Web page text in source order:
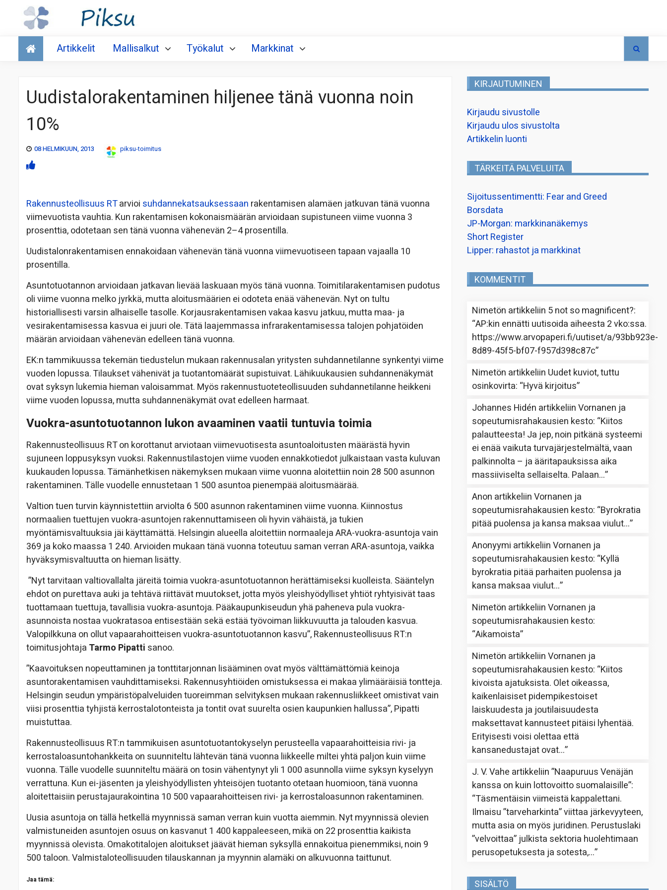
Talous
Artikkelit Mallisalkut Työkalut Markkinat
Uudistalorakentaminen hiljenee tänä vuonna noin
10%
08 HELMIKUUN, 2013 piksu-toimitus
Rakennusteollisuus RTarvioi suhdannekatsauksessaan rakentamisen alamäen jatkuvan tänä vuonna
viimevuotista vauhtia. Kun rakentamisen kokonaismäärän arvioidaan supistuneen viime vuonna 3
prosenttia, odotetaan sen tänä vuonna vähenevän 2–4 prosentilla.
Uudistalonrakentamisen ennakoidaan vähenevän tänä vuonna viimevuotiseen tapaan vajaalla 10
prosentilla.
Asuntotuotannon arvioidaan jatkavan lievää laskuaan myös tänä vuonna. Toimitilarakentamisen pudotus
oli viime vuonna melko jyrkkä, mutta aloitusmäärien ei odoteta enää vähenevän. Nyt on tultu
historiallisesti varsin alhaiselle tasolle. Korjausrakentamisen vakaa kasvu jatkuu, mutta maa- ja
vesirakentamisessa kasvua ei juuri ole. Tätä laajemmassa infrarakentamisessa talojen pohjatöiden
määrän arvioidaan vähenevän edelleen tänä vuonna.
EK:n tammikuussa tekemän tiedustelun mukaan rakennusalan yritysten suhdannetilanne synkentyi viime
vuoden lopussa. Tilaukset vähenivät ja tuotantomäärät supistuivat. Lähikuukausien suhdannenäkymät
ovat syksyn lukemia hieman valoisammat. Myös rakennustuoteteollisuuden suhdannetilanne heikkeni
viime vuoden lopussa, mutta suhdannenäkymät ovat edelleen harmaat.
Vuokra-asuntotuotannon lukon avaaminen vaatii tuntuvia toimia
Rakennusteollisuus RT on korottanut arviotaan viimevuotisesta asuntoaloitusten määrästä hyvin
sujuneen loppusyksyn vuoksi. Rakennustilastojen viime vuoden ennakkotiedot julkaistaan vasta kuluvan
kuukauden lopussa. Tämänhetkisen näkemyksen mukaan viime vuonna aloitettiin noin 28 500 asunnon
rakentaminen. Tälle vuodelle ennustetaan 1 500 asuntoa pienempää aloitusmäärää.
Valtion tuen turvin käynnistettiin arviolta 6 500 asunnon rakentaminen viime vuonna. Kiinnostus
normaalien tuettujen vuokra-asuntojen rakennuttamiseen oli hyvin vähäistä, ja tukien
myöntämisvaltuuksia jäi käyttämättä. Helsingin alueella aloitettiin normaaleja ARA-vuokra-asuntoja vain
369 ja koko maassa 1 240. Arvioiden mukaan tänä vuonna toteutuu saman verran ARA-asuntoja, vaikka
hyväksymisvaltuutta on hieman lisätty.
”Nyt tarvitaan valtiovallalta järeitä toimia vuokra-asuntotuotannon herättämiseksi kuolleista. Sääntelyn
ehdot on purettava auki ja tehtävä riittävät muutokset, jotta myös yleishyödylliset yhtiöt ryhtyisivät taas
tuottamaan tuettuja, tavallisia vuokra-asuntoja. Pääkaupunkiseudun yhä paheneva pula vuokra-
asunnoista nostaa vuokratasoa entisestään sekä estää työvoiman liikkuvuutta ja talouden kasvua.
Valopilkkuna on ollut vapaarahoitteisen vuokra-asuntotuotannon kasvu”, Rakennusteollisuus RT:n
toimitusjohtaja Tarmo Pipatti sanoo.
”Kaavoituksen nopeuttaminen ja tonttitarjonnan lisääminen ovat myös välttämättömiä keinoja
asuntorakentamisen vauhdittamiseksi. Rakennusyhtiöiden omistuksessa ei makaa ylimääräisiä tontteja.
Helsingin seudun ympäristöpalveluiden tuoreimman selvityksen mukaan rakennusliikkeet omistivat vain
viisi prosenttia tyhjistä kerrostalotonteista ja tontit ovat suurelta osien kaupunkien hallussa”, Pipatti
muistuttaa.
Rakennusteollisuus RT:n tammikuisen asuntotuotantokyselyn perusteella vapaarahoitteisia rivi- ja
kerrostaloasuntohankkeita on suunniteltu lähtevän tänä vuonna liikkeelle miltei yhtä paljon kuin viime
vuonna. Tälle vuodelle suunniteltu määrä on tosin vähentynyt yli 1 000 asunnolla viime syksyn kyselyyn
verrattuna. Kun ei-jäsenten ja yleishyödyllisten yhteisöjen tuotanto otetaan huomioon, tänä vuonna
aloitettaisiin perustajaurakointina 10 500 vapaarahoitteisen rivi- ja kerrostaloasunnon rakentaminen.
Uusia asuntoja on tällä hetkellä myynnissä saman verran kuin vuotta aiemmin. Nyt myynnissä olevien
valmistuneiden asuntojen osuus on kasvanut 1 400 kappaleeseen, mikä on 22 prosenttia kaikista
myynnissä olevista. Omakotitalojen aloitukset jäävät hieman syksyllä ennakoitua pienemmiksi, noin 9
500 taloon. Valmistaloteollisuuden tilauskannan ja myynnin alamäki on alkuvuonna taittunut.
Jaa tämä:
KIRJAUTUMINEN
Kirjaudu sivustolle
Kirjaudu ulos sivustolta
Artikkelin luonti
TÄRKEITÄ PALVELUITA
Sijoitussentimentti: Fear and Greed
Borsdata
JP-Morgan: markkinanäkemys
Short Register
Lipper: rahastot ja markkinat
KOMMENTIT
Nimetön artikkeliin 5 not so magnificent?:
“AP:kin ennätti uutisoida aiheesta 2 vko:ssa.
https://www.arvopaperi.fi/uutiset/a/93bb923e-
8d89-45f5-bf07-f957d398c87c”
Nimetön artikkeliin Uudet kuviot, tuttu
osinkovirta: “Hyvä kirjoitus”
Johannes Hidén artikkeliinVornanen ja
sopeutumisrahakausien kesto: “Kiitos
palautteesta! Ja jep, noin pitkänä systeemi
ei enää vaikuta turvajärjestelmältä, vaan
palkinnolta – ja ääritapauksissa aika
massiiviselta sellaiselta. Palaan…”
Anon artikkeliinVornanen ja
sopeutumisrahakausien kesto: “Byrokratia
pitää puolensa ja kansa maksaa viulut…”
Anonyymi artikkeliinVornanen ja
sopeutumisrahakausien kesto: “Kyllä
byrokratia pitää parhaiten puolensa ja
kansa maksaa viulut…”
Nimetön artikkeliinVornanen ja
sopeutumisrahakausien kesto:
“Aikamoista”
Nimetön artikkeliinVornanen ja
sopeutumisrahakausien kesto: “Kiitos
kivoista ajatuksista. Olet oikeassa,
kaikenlaisiset pidempikestoiset
laiskuudesta ja joutilaisuudesta
maksettavat kannusteet pitäisi lyhentää.
Erityisesti voisi olettaa että
kansanedustajat ovat…”
J. V. Vahe artikkeliin”Naapuruus Venäjän
kanssa on kuin lottovoitto suomalaisille”:
“Täsmentäisin viimeistä kappalettani.
Ilmaisu ”tarveharkinta” viittaa järkevyyteen,
mutta asia on myös juridinen. Perustuslaki
”velvoittaa” julkista sektoria huolehtimaan
perusopetuksesta ja sotesta,…”
SISÄLTÖ